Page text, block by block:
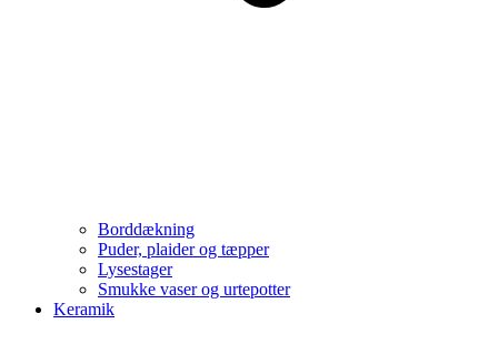
Borddækning
Puder, plaider og tæpper
Lysestager
Smukke vaser og urtepotter
Keramik